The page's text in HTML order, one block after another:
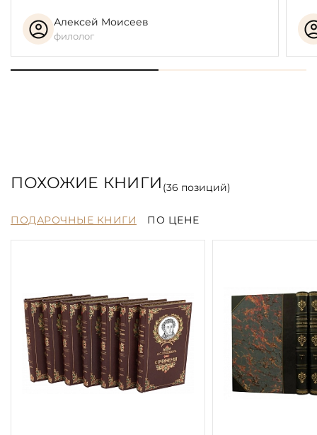
Алексей Моисеев
филолог
ПОХОЖИЕ КНИГИ (36 позиций)
ПОДАРОЧНЫЕ КНИГИ ПО ЦЕНЕ